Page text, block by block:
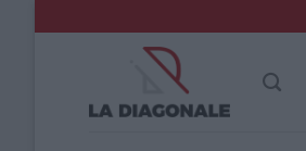
to